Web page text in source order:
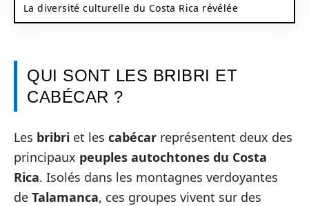
La diversité culturelle du Costa Rica révélée
QUI SONT LES BRIBRI ET
CABÉCAR ?
Les bribri et les cabécar représentent deux des
principaux peuples autochtones du Costa
Rica. Isolés dans les montagnes verdoyantes
de Talamanca, ces groupes vivent sur des